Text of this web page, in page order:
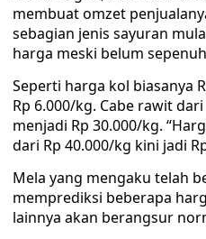
membuat omzet
sebagian jenis sayuran
harga meski belum
Seperti harga kol biasanya
Rp 6.000/kg. Cabe rawit
menjadi Rp 30.000/kg.
dari Rp 40.000/kg kini jadi
Mela yang mengaku telah
memprediksi beberapa
lainnya akan berangsur